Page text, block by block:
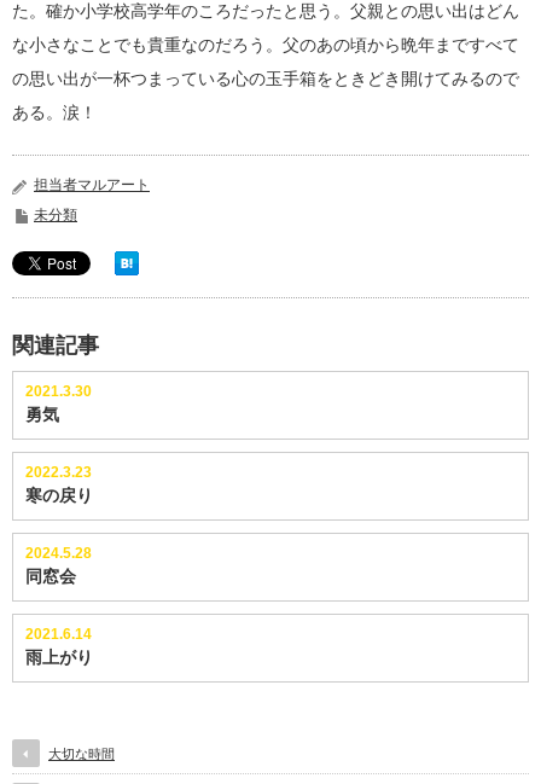
た。確か小学校高学年のころだったと思う。父親との思い出はどん
な小さなことでも貴重なのだろう。父のあの頃から晩年まですべて
の思い出が一杯つまっている心の玉手箱をときどき開けてみるので
ある。涙！
担当者マルアート
未分類
関連記事
2021.3.30
勇気
2022.3.23
寒の戻り
2024.5.28
同窓会
2021.6.14
雨上がり
大切な時間